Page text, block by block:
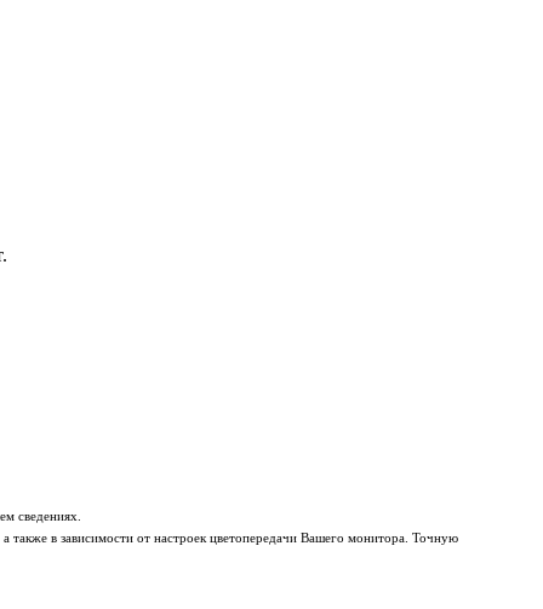
сведениях.
в зависимости от настроек цветопередачи Вашего монитора. Точную